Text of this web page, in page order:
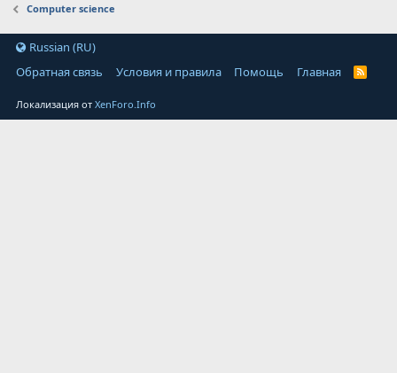
Computer science
Russian (RU)
Обратная связь
Условия и правила Помощь Главная
Локализация отXenForo.Info